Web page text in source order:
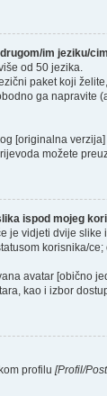
im jeziku/
od 50 jezika.
paket koji
ga napravite
[originalna
možete
ispod mojeg
je vidjeti dvije slike
korisnika/
avatar [obično
kao i izbor
profilu [Profil/